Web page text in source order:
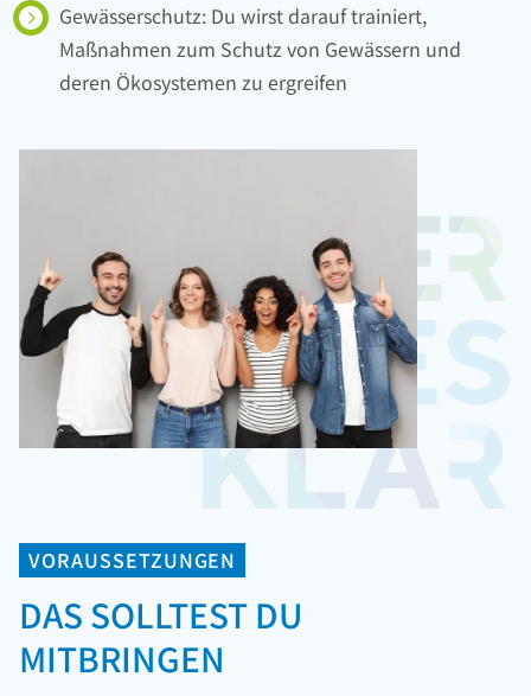
Gewässerschutz: Du wirst darauf trainiert,
Maßnahmen zum Schutz von Gewässern und
deren Ökosystemen zu ergreifen
VORAUSSETZUNGEN
DAS SOLLTEST DU
MITBRINGEN